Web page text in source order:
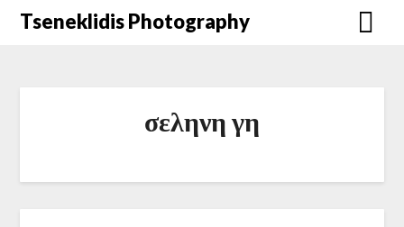
Μετάβαση
Tseneklidis Photography
σεληνη γη